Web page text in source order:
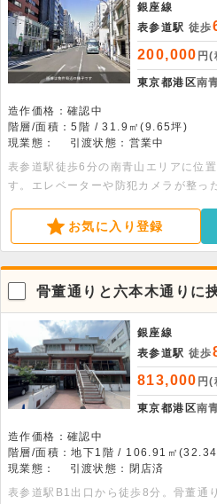
銀座線
表参道駅 徒歩
200,000 円(
東京都港区南
造作価格：確認中
階層/面積：5階 / 31.9㎡(9.65坪)
現業態：
引渡状態：営業中
表参道駅徒歩6分の南青山エリアに位
す。エレベーターや防犯カメラが整っ
お気に入り登録
骨董通りと六本木通りに
銀座線
表参道駅 徒歩
813,000 円(
東京都港区南
造作価格：確認中
階層/面積：地下1階 / 106.91㎡
現業態：
引渡状態：閉店済
表参道駅B1出口から徒歩8分。骨董通